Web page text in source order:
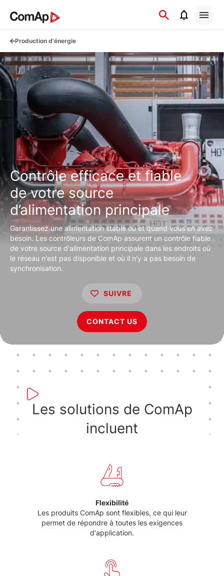
Production d'énergie
Contrôle efficace et fiable
de votre source
d’alimentation principale
Garantissez une alimentation stable où et quand vous en avez
besoin. Les contrôleurs de ComAp assurent un contrôle fiable
de votre source d'alimentation principale dans les endroits où
le réseau n'est pas disponible et où il n'y a pas besoin de
synchronisation.
CONTACT US
SUIVRE
Les solutions de ComAp
incluent
Flexibilité
Les produits ComAp sont flexibles, ce qui leur
permet de répondre à toutes les exigences
d'application.